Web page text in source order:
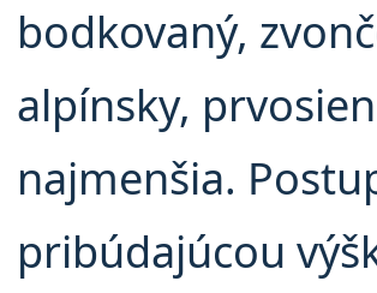
bodkovaný,
alpínsky,
najmenšia.
pribúdajúcou